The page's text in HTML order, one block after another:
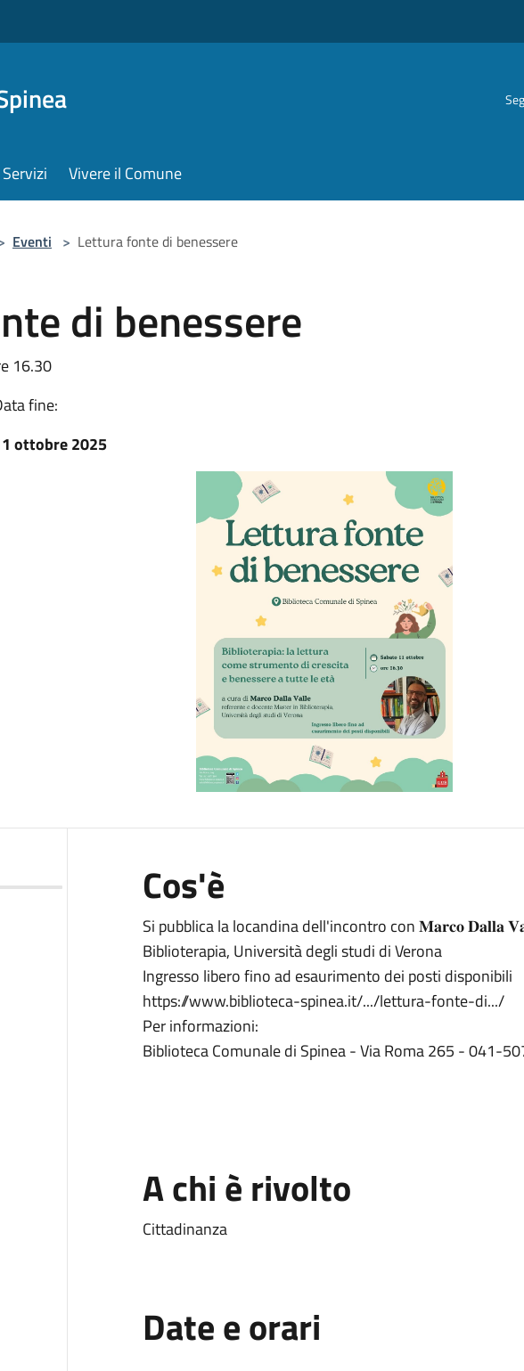
Servizi Vivere il Comune
Eventi > Lettura fonte di benessere
di benessere
16.30
fine:
ottobre 2025
Cos'è
Si pubblica la locandina dell'incontro con 𝐌𝐚𝐫𝐜𝐨 𝐃𝐚𝐥𝐥𝐚
Biblioterapia, Università degli studi di Verona
Ingresso libero fino ad esaurimento dei posti disponibili
https://www.biblioteca-spinea.it/.../lettura-fonte-di.../
Per informazioni:
Biblioteca Comunale di Spinea - Via Roma 265 - 041-
A chi è rivolto
Cittadinanza
Date e orari